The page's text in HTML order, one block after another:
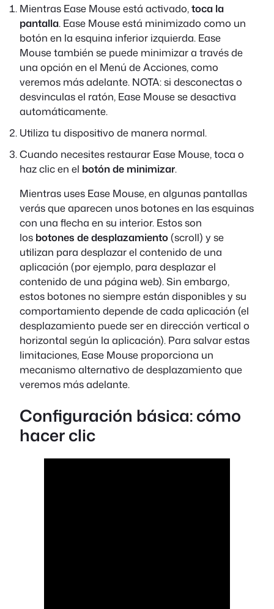
Mientras Ease Mouse está activado,toca la
pantalla. Ease Mouse está minimizado como un
botón en la esquina inferior izquierda. Ease
Mouse también se puede minimizar a través de
una opción en el Menú de Acciones, como
veremos más adelante. NOTA: si desconectas o
desvinculas el ratón, Ease Mouse se desactiva
automáticamente.
Utiliza tu dispositivo de manera normal.
Cuando necesites restaurar Ease Mouse, toca o
haz clic en el botón de minimizar.
Mientras uses Ease Mouse, en algunas pantallas
verás que aparecen unos botones en las esquinas
con una flecha en su interior. Estos son
los botones de desplazamiento(scroll) y se
utilizan para desplazar el contenido de una
aplicación (por ejemplo, para desplazar el
contenido de una página web). Sin embargo,
estos botones no siempre están disponibles y su
comportamiento depende de cada aplicación (el
desplazamiento puede ser en dirección vertical o
horizontal según la aplicación). Para salvar estas
limitaciones, Ease Mouse proporciona un
mecanismo alternativo de desplazamiento que
veremos más adelante.
Configuración básica: cómo
hacer clic